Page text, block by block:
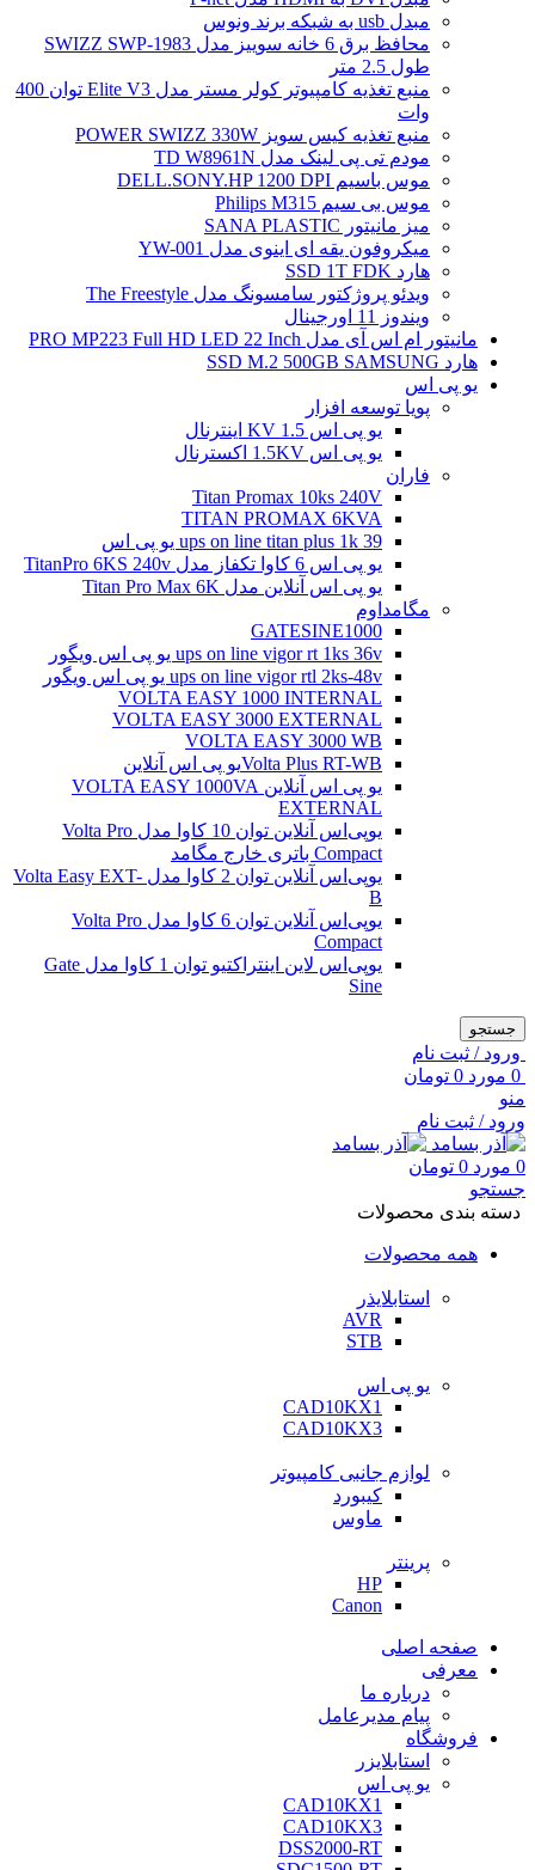
مبدل usb به شبکه برند ونوس
محافظ برق 6 خانه سوییز مدل SWIZZ SWP-1983
طول 2.5 متر
منبع تغذیه کامپیوتر کولر مستر مدل Elite V3 توان 400
وات
منبع تغذیه کیس سویز POWER SWIZZ 330W
مودم تی پی لینک مدل TD W8961N
موس باسیم DELL.SONY.HP 1200 DPI
موس بی سیم Philips M315
میز مانیتور SANA PLASTIC
میکروفون یقه ای اینوی مدل YW-001
هارد SSD 1T FDK
ویدئو پروژکتور سامسونگ مدل The Freestyle
ویندوز 11 اورجینال
مانیتور ام اس آی مدل PRO MP223 Full HD LED 22 Inch
هارد SSD M.2 500GB SAMSUNG
یو پی اس
پویا توسعه افزار
یو پی اس 1.5 KV اینترنال
یو پی اس 1.5KV اکسترنال
فاران
Titan Promax 10ks 240V
TITAN PROMAX 6KVA
ups on line titan plus 1k 39 یو پی اس
یو پی اس 6 کاوا تکفاز مدل TitanPro 6KS 240v
یو پی اس آنلاین مدل Titan Pro Max 6K
مگامداوم
GATESINE1000
ups on line vigor rt 1ks 36v یو پی اس ویگور
ups on line vigor rtl 2ks-48v یو پی اس ویگور
VOLTA EASY 1000 INTERNAL
VOLTA EASY 3000 EXTERNAL
VOLTA EASY 3000 WB
Volta Plus RT-WBیو پی اس آنلاین
یو پی اس آنلاین VOLTA EASY 1000VA
EXTERNAL
یو‌پی‌اس آنلاین توان 10 کاوا مدل Volta Pro
Compact باتری خارج مگامد
یو‌پی‌اس آنلاین توان 2 کاوا مدل Volta Easy EXT-
B
یو‌پی‌اس آنلاین توان 6 کاوا مدل Volta Pro
Compact
یو‌پی‌اس لاین اینتراکتیو توان 1 کاوا مدل Gate
Sine
جستجو
ورود / ثبت نام
0 مورد 0 تومان
منو
ورود / ثبت نام
0 مورد 0 تومان
جستجو
دسته بندی محصولات
همه محصولات
استابلایذر
AVR
STB
یو پی اس
CAD10KX1
CAD10KX3
لوازم جانبی کامپیوتر
کیبورد
ماوس
پرینتر
HP
Canon
صفحه اصلی
معرفی
درباره ما
پیام مدیرعامل
فروشگاه
استابلایزر
یو پی اس
CAD10KX1
CAD10KX3
DSS2000-RT